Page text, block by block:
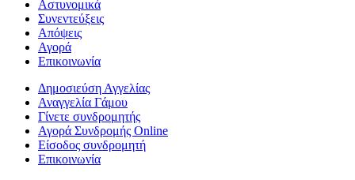
Αστυνομικά
Συνεντεύξεις
Απόψεις
Αγορά
Επικοινωνία
Δημοσιεύση Αγγελίας
Αναγγελία Γάμου
Γίνετε συνδρομητής
Αγορά Συνδρομής Online
Είσοδος συνδρομητή
Επικοινωνία